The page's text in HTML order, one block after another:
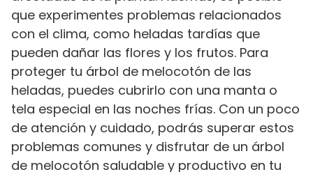
que experimentes problemas relacionados
con el clima, como heladas tardías que
pueden dañar las flores y los frutos. Para
proteger tu árbol de melocotón de las
heladas, puedes cubrirlo con una manta o
tela especial en las noches frías. Con un poco
de atención y cuidado, podrás superar estos
problemas comunes y disfrutar de un árbol
de melocotón saludable y productivo en tu